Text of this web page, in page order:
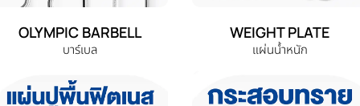
OLYMPIC BARBELL
บาร์เบล
WEIGHT PLATE
แผ่นน้ำหนัก